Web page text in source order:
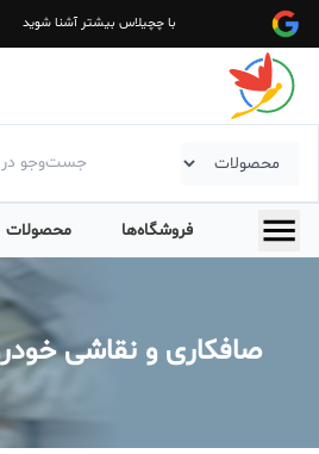
با چچیلاس بیشتر آشنا شوید
فروشگاه‌ها محصولات
صافکاری و نقاشی